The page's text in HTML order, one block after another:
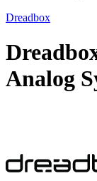
Dreadbox
Analog